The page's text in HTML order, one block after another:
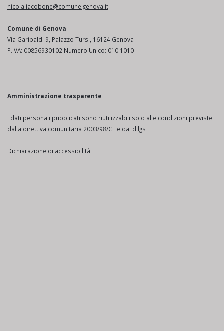
nicola.iacobone@comune.genova.it
Comune di Genova
Via Garibaldi 9, Palazzo Tursi, 16124 Genova
P.IVA: 00856930102 Numero Unico: 010.1010
Amministrazione trasparente
I dati personali pubblicati sono riutilizzabili solo alle condizioni previste
dalla direttiva comunitaria 2003/98/CE e dal d.lgs
Dichiarazione di accessibilità